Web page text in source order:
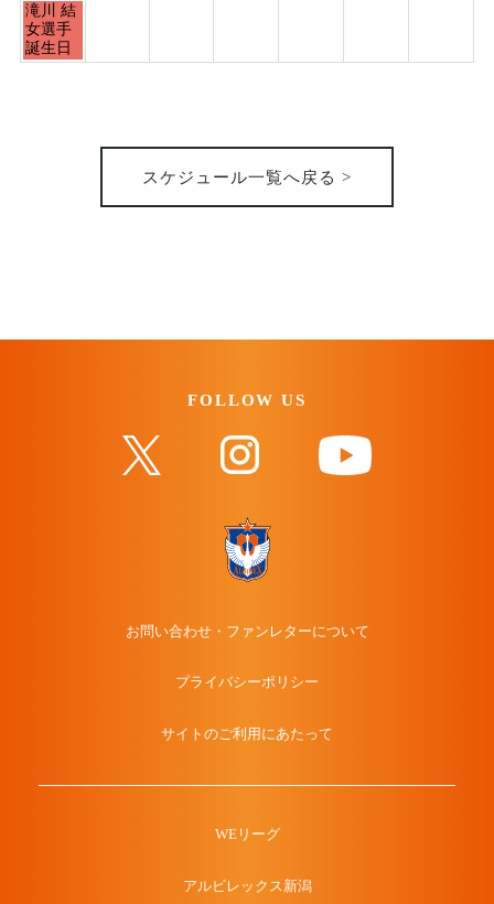
月
曜
日,
8
滝川 結
女選手
誕生日
スケジュール一覧へ戻る >
FOLLOW US
お問い合わせ・ファンレターについて
プライバシーポリシー
サイトのご利用にあたって
WEリーグ
アルビレックス新潟